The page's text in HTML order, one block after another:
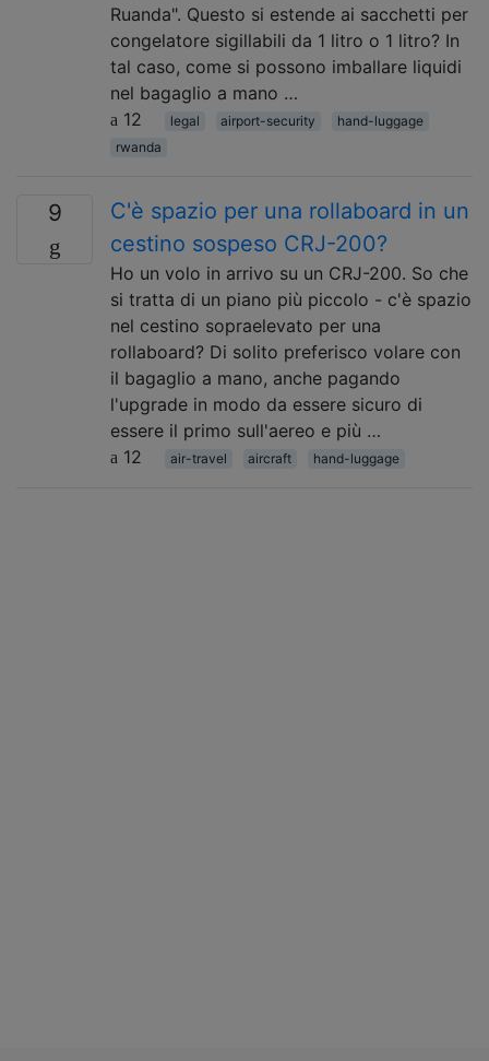
Ruanda". Questo si estende ai sacchetti per
congelatore sigillabili da 1 litro o 1 litro? In
tal caso, come si possono imballare liquidi
nel bagaglio a mano …
12
legal airport-security
hand-luggage
rwanda
9
C'è spazio per una rollaboard in un
cestino sospeso CRJ-200?
Ho un volo in arrivo su un CRJ-200. So che
si tratta di un piano più piccolo - c'è spazio
nel cestino sopraelevato per una
rollaboard? Di solito preferisco volare con
il bagaglio a mano, anche pagando
l'upgrade in modo da essere sicuro di
essere il primo sull'aereo e più …
12
air-travel aircraft hand-luggage